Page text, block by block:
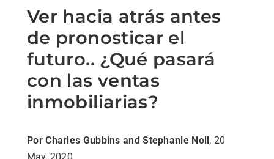
ANTES…
Ver hacia atrás antes
de pronosticar el
futuro.. ¿Qué pasará
con las ventas
inmobiliarias?
Por Charles Gubbins and Stephanie Noll, 20